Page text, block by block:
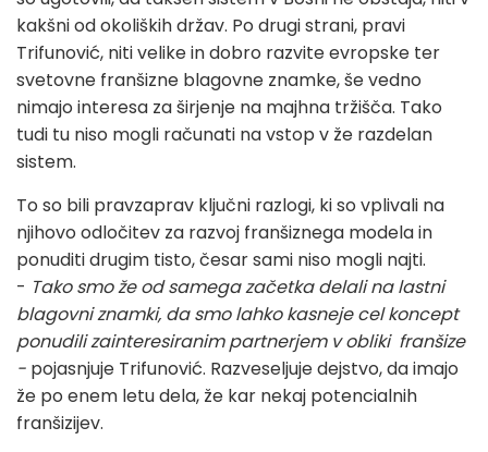
kakšni od okoliških držav. Po drugi strani, pravi
Trifunović, niti velike in dobro razvite evropske ter
svetovne franšizne blagovne znamke, še vedno
nimajo interesa za širjenje na majhna tržišča. Tako
tudi tu niso mogli računati na vstop v že razdelan
sistem.
To so bili pravzaprav ključni razlogi, ki so vplivali na
njihovo odločitev za razvoj franšiznega modela in
ponuditi drugim tisto, česar sami niso mogli najti.
- Tako smo že od samega začetka delali na lastni
blagovni znamki, da smo lahko kasneje cel koncept
ponudili zainteresiranim partnerjem v obliki franšize
- pojasnjuje Trifunović. Razveseljuje dejstvo, da imajo
že po enem letu dela, že kar nekaj potencialnih
franšizijev.